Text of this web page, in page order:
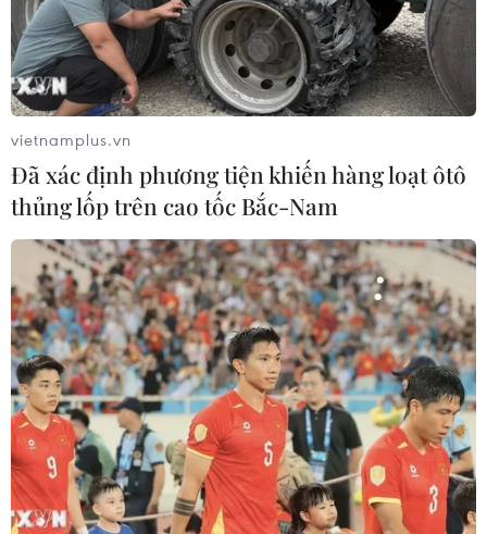
TIN CÙNG CHUYÊN MỤC
Bản Lồng - nơi văn hóa Mông hòa
nhịp cùng du lịch cộng đồng giữa
cổng trời Pha Đin
07/08/2026 08:31
Khám phá Hòn Khô - điểm đến
không thể bỏ lỡ khi đến Quy Nhơn
Đông
07/08/2026 07:46
vietnamplus.vn
Đã xác định phương tiện khiến hàng loạt ôtô
thủng lốp trên cao tốc Bắc-Nam